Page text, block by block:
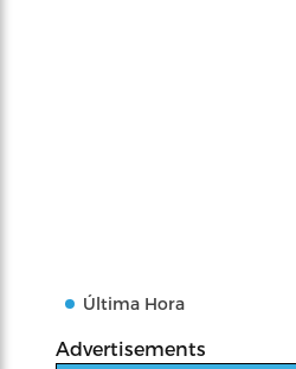
Última Hora
Advertisements